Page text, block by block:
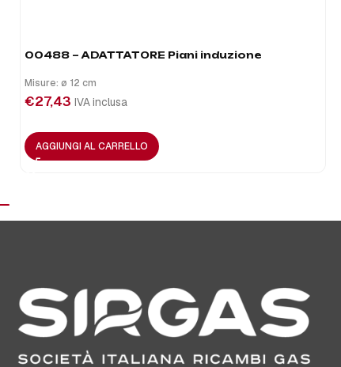
00488 – ADATTATORE Piani induzione
Misure: ø 12 cm
€27,43 IVA inclusa
AGGIUNGI AL CARRELLO